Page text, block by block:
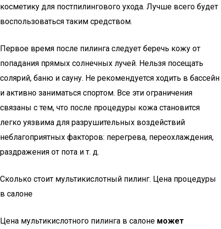
косметику для постпилингового ухода. Лучше всего будет
воспользоваться таким средством.
Первое время после пилинга следует беречь кожу от
попадания прямых солнечных лучей. Нельзя посещать
солярий, баню и сауну. Не рекомендуется ходить в бассейн
и активно заниматься спортом. Все эти ограничения
связаны с тем, что после процедуры кожа становится
легко уязвима для разрушительных воздействий
неблагоприятных факторов: перегрева, переохлаждения,
раздражения от пота и т. д.
Сколько стоит мультикислотный пилинг. Цена процедуры
в салоне
Цена мультикислотного пилинга в салоне может